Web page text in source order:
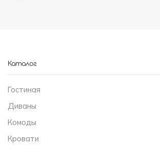
Каталог
Гостиная
Диваны
Комоды
Кровати